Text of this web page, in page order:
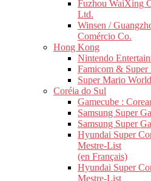
Fuzhou WaiXing
Ltd.
Winsen /
Comércio Co.
Hong Kong
Nintendo
Famicom & Super
Super Mario
Coréia do Sul
Gamecube :
Samsung Super
Samsung Super
Hyundai Super
Mestre-List
(en Français)
Hyundai Super
Mestre-List